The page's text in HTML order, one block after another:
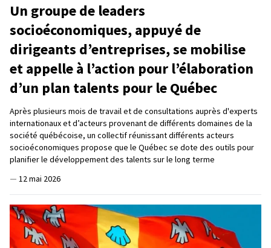
Un groupe de leaders
socioéconomiques, appuyé de
dirigeants d’entreprises, se mobilise
et appelle à l’action pour l’élaboration
d’un plan talents pour le Québec
Après plusieurs mois de travail et de consultations auprès d'experts
internationaux et d’acteurs provenant de différents domaines de la
société québécoise, un collectif réunissant différents acteurs
socioéconomiques propose que le Québec se dote des outils pour
planifier le développement des talents sur le long terme
— 12 mai 2026